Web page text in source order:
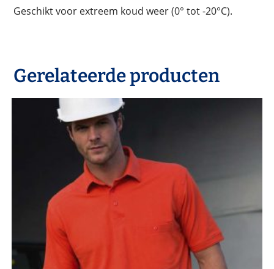
Geschikt voor extreem koud weer (0° tot -20°C).
Gerelateerde producten